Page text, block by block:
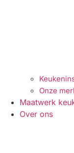
Onze
Maatwerk
Over ons